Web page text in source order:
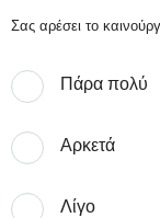
Σας αρέσει το
Πάρα πολύ
Αρκετά
Λίγο